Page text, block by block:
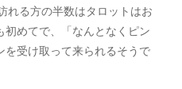
れる方の半数はタロットはお
初めてで、「なんとなくピン
を受け取って来られるそうで